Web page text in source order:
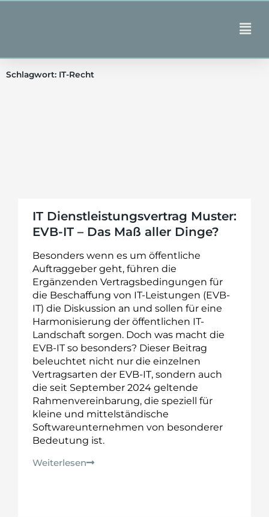
Main
Schlagwort: IT-Recht
IT Dienstleistungsvertrag Muster:
EVB-IT – Das Maß aller Dinge?
Besonders wenn es um öffentliche
Auftraggeber geht, führen die
Ergänzenden Vertragsbedingungen für
die Beschaffung von IT-Leistungen (EVB-
IT) die Diskussion an und sollen für eine
Harmonisierung der öffentlichen IT-
Landschaft sorgen. Doch was macht die
EVB-IT so besonders? Dieser Beitrag
beleuchtet nicht nur die einzelnen
Vertragsarten der EVB-IT, sondern auch
die seit September 2024 geltende
Rahmenvereinbarung, die speziell für
kleine und mittelständische
Softwareunternehmen von besonderer
Bedeutung ist.
Weiterlesen